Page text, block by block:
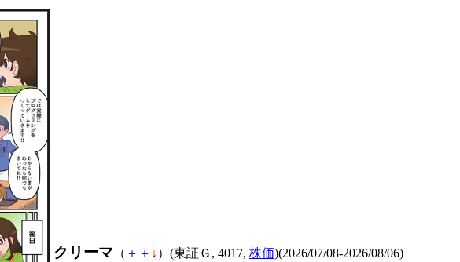
クリーマ （ ＋ ＋ ↓ ）(東証Ｇ, 4017, 株価)(2026/07/08-2026/08/06)